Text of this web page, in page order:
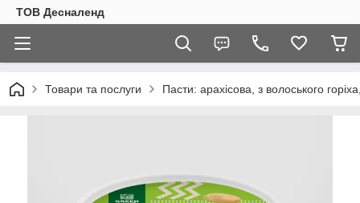
ТОВ Десналенд
Товари та послуги Пасти: арахісова, з волоського